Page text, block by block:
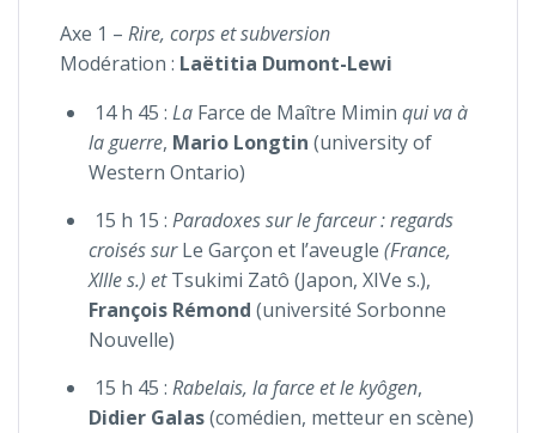
Axe 1 – Rire, corps et subversion
Modération : Laëtitia Dumont-Lewi
14 h 45 :La Farce de Maître Mimin qui va à
la guerre, Mario Longtin (university of
Western Ontario)
15 h 15 :Paradoxes sur le farceur : regards
croisés surLe Garçon et l’aveugle (France,
XIIIe s.) etTsukimi Zatô (Japon, XIVe s.),
François Rémond (université Sorbonne
Nouvelle)
15 h 45 :Rabelais, la farce et le kyôgen,
Didier Galas(comédien, metteur en scène)